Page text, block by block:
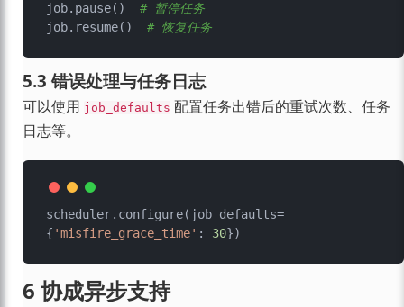
job.pause() # 暂停任务
job.resume() # 恢复任务
5.3 错误处理与任务日志
可以使用 job_defaults 配置任务出错后的重试次数、任务
日志等。
scheduler.configure(job_defaults=
{ 'misfire_grace_time' : 30
6 协成异步支持